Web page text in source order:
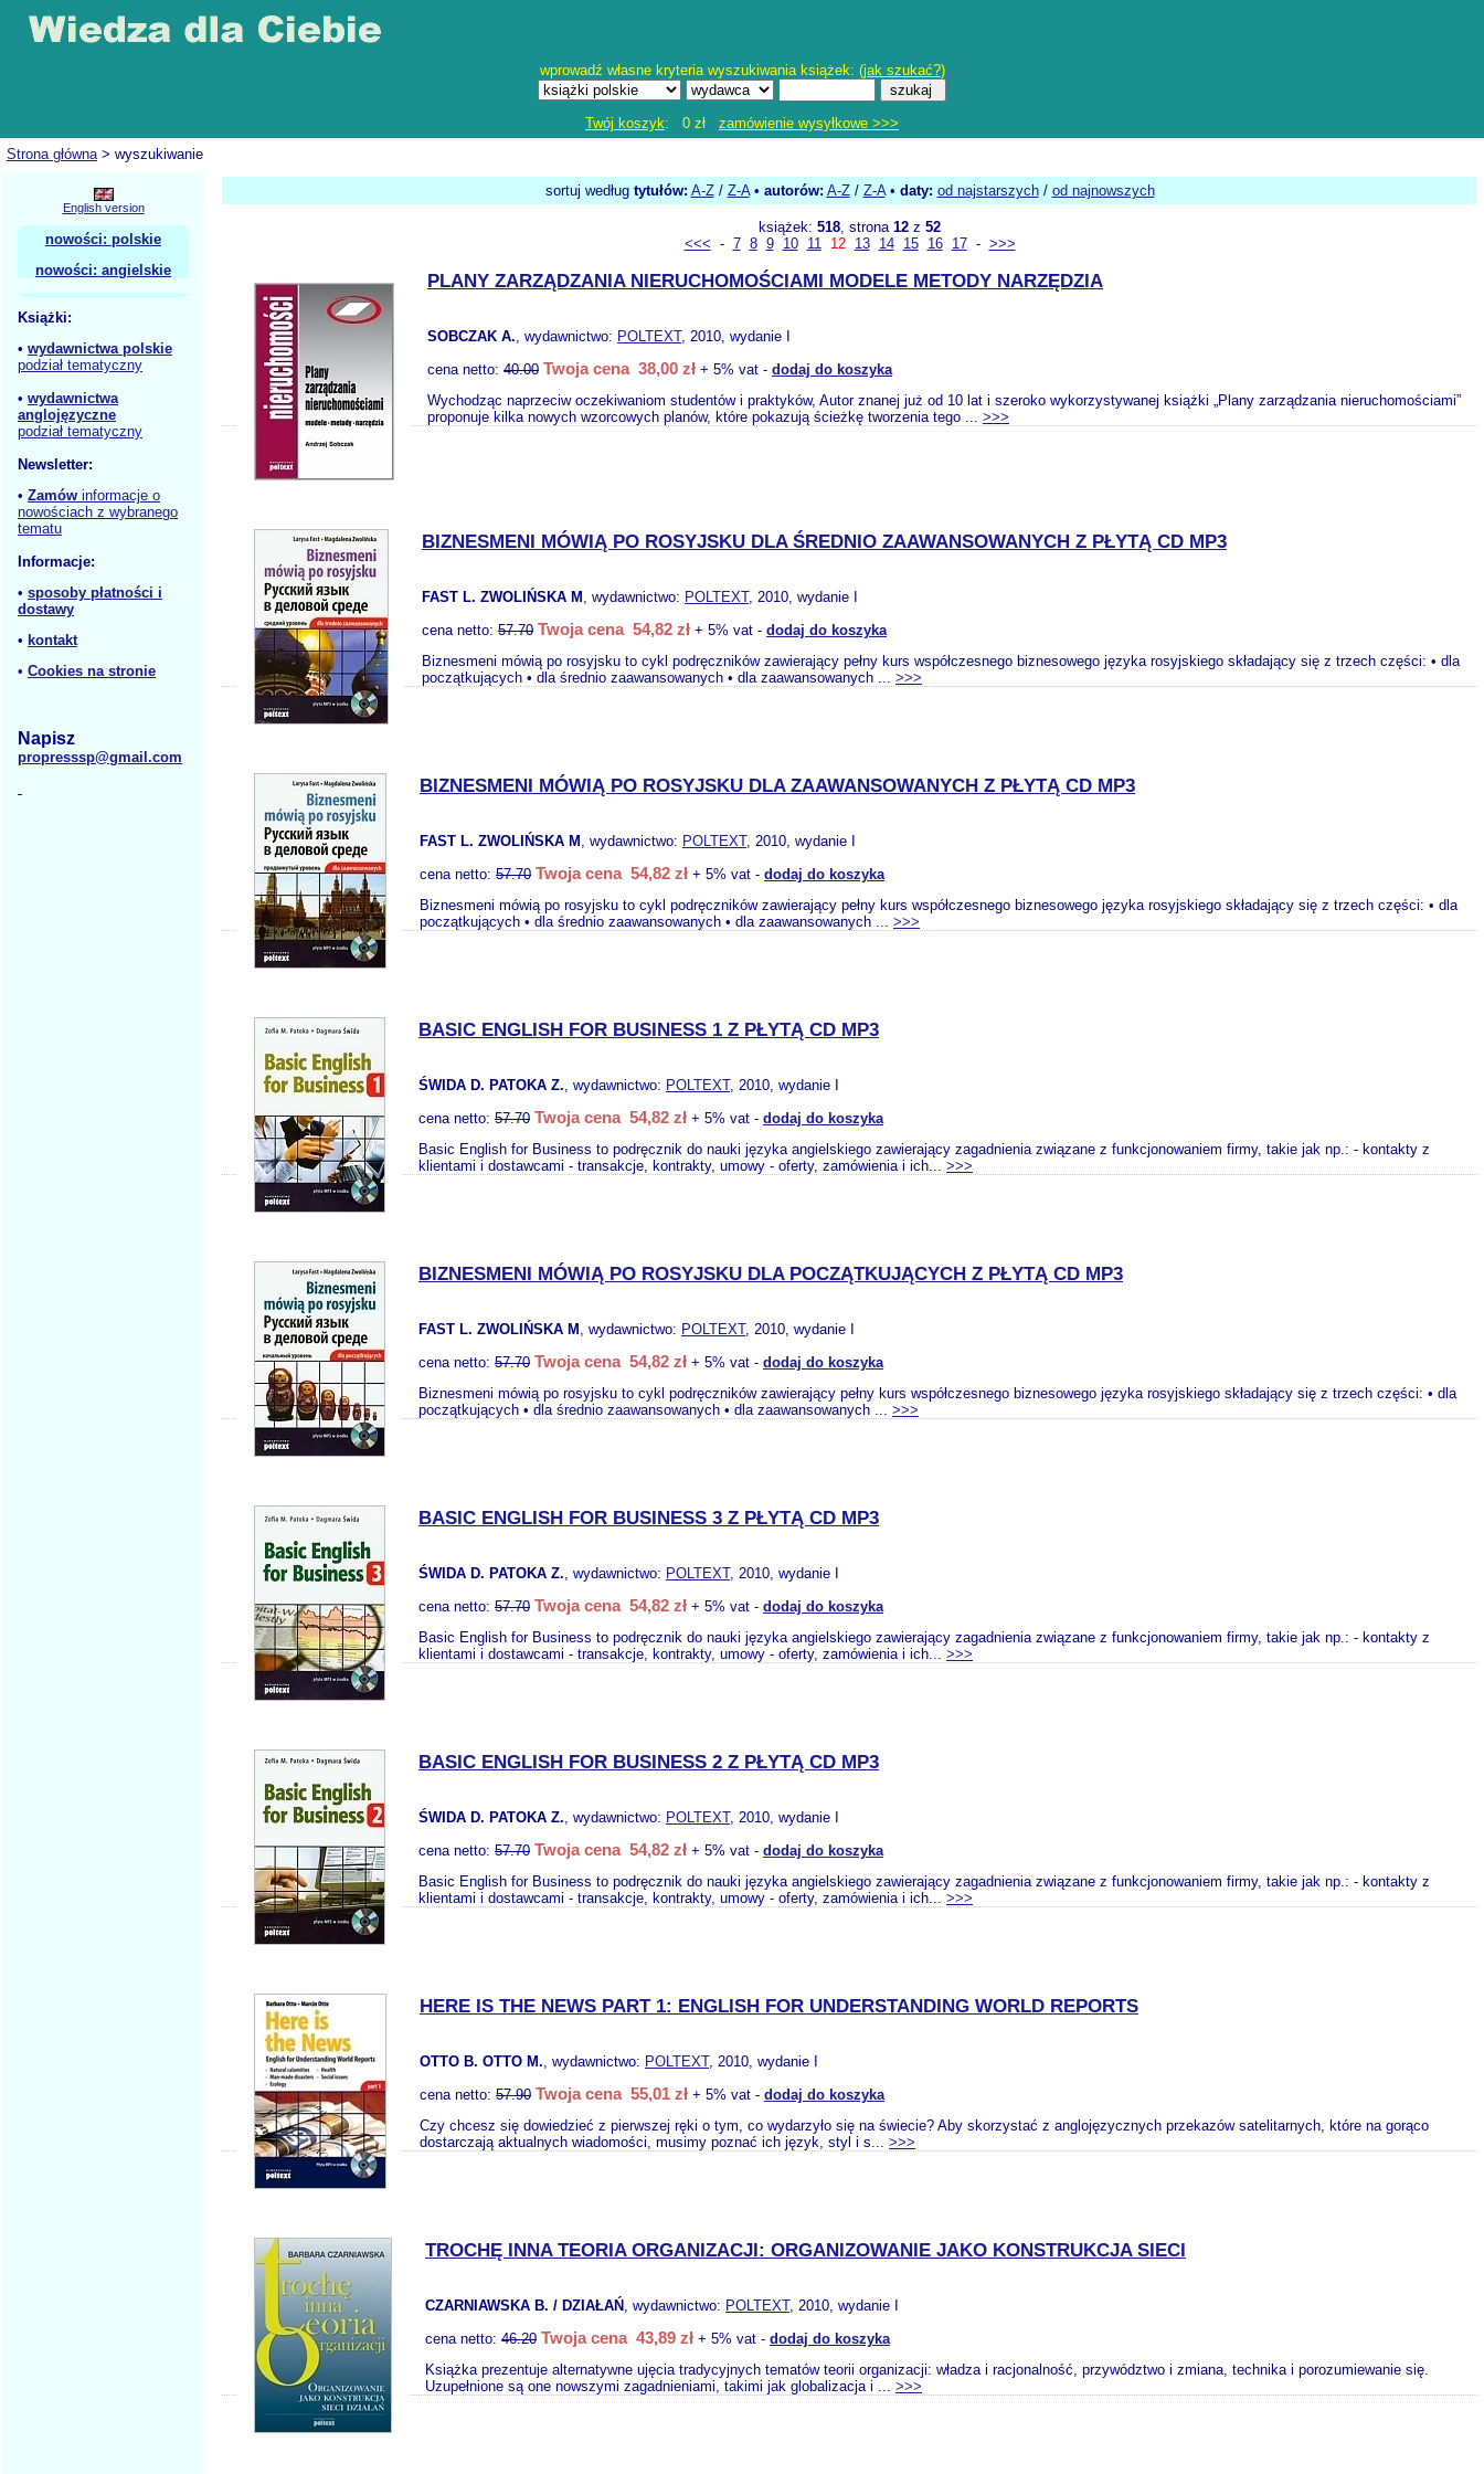
wprowadź własne kryteria wyszukiwania książek: (jak szukać?)
Twój koszyk: 0 zł zamówienie wysyłkowe >>>
Strona główna> wyszukiwanie
English version
nowości: polskie
nowości: angielskie
Książki:
• wydawnictwa polskie
podział tematyczny
• wydawnictwa
anglojęzyczne
podział tematyczny
Newsletter:
• Zamów informacje o
nowościach z wybranego
tematu
Informacje:
• sposoby płatności i
dostawy
• kontakt
• Cookies na stronie
Napisz
propresssp@gmail.com
sortuj według tytułów: A-Z/ Z-A• autorów: A-Z/ Z-A• daty: od najstarszych/ od najnowszych
książek: 518, strona 12 z 52
<<< - 7 8 9 10 11 12 13 14 15 16 17- >>>
PLANY ZARZĄDZANIA NIERUCHOMOŚCIAMI MODELE METODY NARZĘDZIA
SOBCZAK A., wydawnictwo: POLTEXT, 2010, wydanie I
cena netto: 40.00 Twoja cena 38,00 zł + 5% vat - dodaj do koszyka
Wychodząc naprzeciw oczekiwaniom studentów i praktyków, Autor znanej już od 10 lat i szeroko wykorzystywanej książki „Plany zarządzania nieruchomościami”
proponuje kilka nowych wzorcowych planów, które pokazują ścieżkę tworzenia tego ... >>>
BIZNESMENI MÓWIĄ PO ROSYJSKU DLA ŚREDNIO ZAAWANSOWANYCH Z PŁYTĄ CD MP3
FAST L. ZWOLIŃSKA M , wydawnictwo: POLTEXT, 2010, wydanie I
cena netto: 57.70 Twoja cena 54,82 zł + 5% vat - dodaj do koszyka
Biznesmeni mówią po rosyjsku to cykl podręczników zawierający pełny kurs współczesnego biznesowego języka rosyjskiego składający się z trzech części: • dla
początkujących • dla średnio zaawansowanych • dla zaawansowanych ... >>>
BIZNESMENI MÓWIĄ PO ROSYJSKU DLA ZAAWANSOWANYCH Z PŁYTĄ CD MP3
FAST L. ZWOLIŃSKA M , wydawnictwo: POLTEXT, 2010, wydanie I
cena netto: 57.70 Twoja cena 54,82 zł + 5% vat - dodaj do koszyka
Biznesmeni mówią po rosyjsku to cykl podręczników zawierający pełny kurs współczesnego biznesowego języka rosyjskiego składający się z trzech części: • dla
początkujących • dla średnio zaawansowanych • dla zaawansowanych ... >>>
BASIC ENGLISH FOR BUSINESS 1 Z PŁYTĄ CD MP3
ŚWIDA D. PATOKA Z., wydawnictwo: POLTEXT, 2010, wydanie I
cena netto: 57.70 Twoja cena 54,82 zł + 5% vat - dodaj do koszyka
Basic English for Business to podręcznik do nauki języka angielskiego zawierający zagadnienia związane z funkcjonowaniem firmy, takie jak np.: - kontakty z
klientami i dostawcami - transakcje, kontrakty, umowy - oferty, zamówienia i ich... >>>
BIZNESMENI MÓWIĄ PO ROSYJSKU DLA POCZĄTKUJĄCYCH Z PŁYTĄ CD MP3
FAST L. ZWOLIŃSKA M , wydawnictwo: POLTEXT, 2010, wydanie I
cena netto: 57.70 Twoja cena 54,82 zł + 5% vat - dodaj do koszyka
Biznesmeni mówią po rosyjsku to cykl podręczników zawierający pełny kurs współczesnego biznesowego języka rosyjskiego składający się z trzech części: • dla
początkujących • dla średnio zaawansowanych • dla zaawansowanych ... >>>
BASIC ENGLISH FOR BUSINESS 3 Z PŁYTĄ CD MP3
ŚWIDA D. PATOKA Z., wydawnictwo: POLTEXT, 2010, wydanie I
cena netto: 57.70 Twoja cena 54,82 zł + 5% vat - dodaj do koszyka
Basic English for Business to podręcznik do nauki języka angielskiego zawierający zagadnienia związane z funkcjonowaniem firmy, takie jak np.: - kontakty z
klientami i dostawcami - transakcje, kontrakty, umowy - oferty, zamówienia i ich... >>>
BASIC ENGLISH FOR BUSINESS 2 Z PŁYTĄ CD MP3
ŚWIDA D. PATOKA Z., wydawnictwo: POLTEXT, 2010, wydanie I
cena netto: 57.70 Twoja cena 54,82 zł + 5% vat - dodaj do koszyka
Basic English for Business to podręcznik do nauki języka angielskiego zawierający zagadnienia związane z funkcjonowaniem firmy, takie jak np.: - kontakty z
klientami i dostawcami - transakcje, kontrakty, umowy - oferty, zamówienia i ich... >>>
HERE IS THE NEWS PART 1: ENGLISH FOR UNDERSTANDING WORLD REPORTS
OTTO B. OTTO M., wydawnictwo: POLTEXT, 2010, wydanie I
cena netto: 57.90 Twoja cena 55,01 zł + 5% vat - dodaj do koszyka
Czy chcesz się dowiedzieć z pierwszej ręki o tym, co wydarzyło się na świecie? Aby skorzystać z anglojęzycznych przekazów satelitarnych, które na gorąco
dostarczają aktualnych wiadomości, musimy poznać ich język, styl i s... >>>
TROCHĘ INNA TEORIA ORGANIZACJI: ORGANIZOWANIE JAKO KONSTRUKCJA SIECI
CZARNIAWSKA B. / DZIAŁAŃ , wydawnictwo: POLTEXT, 2010, wydanie I
cena netto: 46.20 Twoja cena 43,89 zł + 5% vat - dodaj do koszyka
Książka prezentuje alternatywne ujęcia tradycyjnych tematów teorii organizacji: władza i racjonalność, przywództwo i zmiana, technika i porozumiewanie się.
Uzupełnione są one nowszymi zagadnieniami, takimi jak globalizacja i ... >>>